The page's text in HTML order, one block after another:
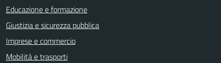
Educazione e formazione
Giustizia e sicurezza pubblica
Imprese e commercio
Mobilità e trasporti